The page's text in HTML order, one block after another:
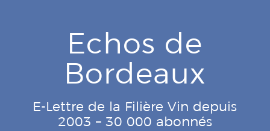
Echos de
Bordeaux
E-Lettre de la Filière Vin depuis
2003 – 30 000 abonnés